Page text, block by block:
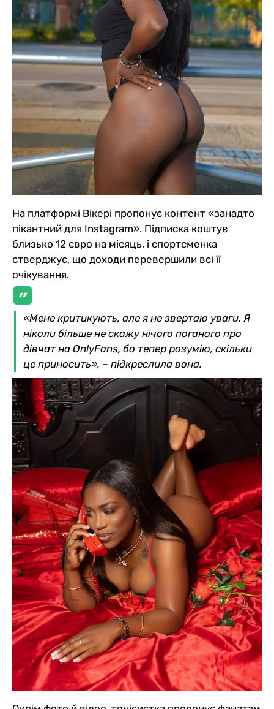
На платформі Вікері пропонує контент «занадто
пікантний для Instagram». Підписка коштує
близько 12 євро на місяць, і спортсменка
стверджує, що доходи перевершили всі її
очікування.
«Мене критикують, але я не звертаю уваги. Я
ніколи більше не скажу нічого поганого про
дівчат на OnlyFans, бо тепер розумію, скільки
це приносить», – підкреслила вона.